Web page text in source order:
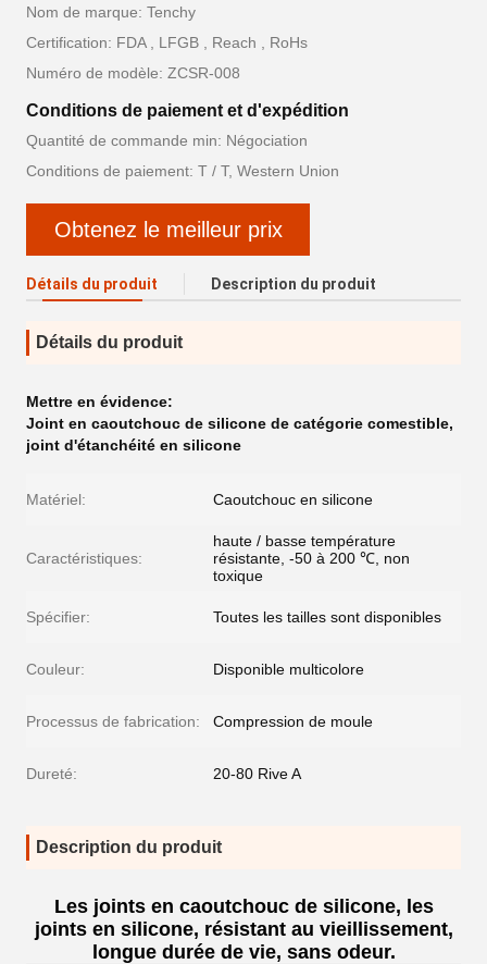
Nom de marque: Tenchy
Certification: FDA , LFGB , Reach , RoHs
Numéro de modèle: ZCSR-008
Conditions de paiement et d'expédition
Quantité de commande min: Négociation
Conditions de paiement: T / T, Western Union
Obtenez le meilleur prix
Détails du produit Description du produit
Détails du produit
Mettre en évidence:
Joint en caoutchouc de silicone de catégorie comestible,
joint d'étanchéité en silicone
Matériel: Caoutchouc en silicone
Caractéristiques:
haute / basse température
résistante, -50 à 200 ℃, non
toxique
Spécifier: Toutes les tailles sont disponibles
Couleur: Disponible multicolore
Processus de fabrication: Compression de moule
Dureté: 20-80 Rive A
Description du produit
Les joints en caoutchouc de silicone, les
joints en silicone, résistant au vieillissement,
longue durée de vie, sans odeur.